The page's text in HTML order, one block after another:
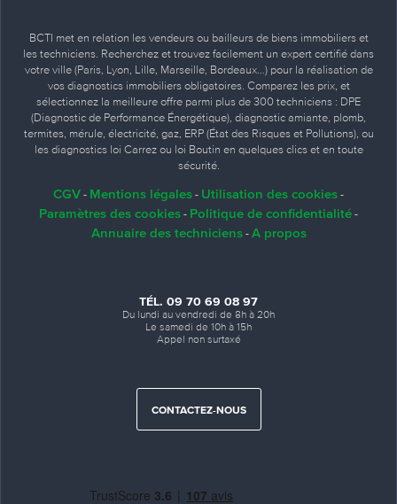
BCTI met en relation les vendeurs ou bailleurs de biens immobiliers et
les techniciens. Recherchez et trouvez facilement un expert certifié dans
votre ville (Paris, Lyon, Lille, Marseille, Bordeaux…) pour la réalisation de
vos diagnostics immobiliers obligatoires. Comparez les prix, et
sélectionnez la meilleure offre parmi plus de 300 techniciens : DPE
(Diagnostic de Performance Énergétique), diagnostic amiante, plomb,
termites, mérule, électricité, gaz, ERP (État des Risques et Pollutions), ou
les diagnostics loi Carrez ou loi Boutin en quelques clics et en toute
sécurité.
CGV - Mentions légales - Utilisation des cookies -
Paramètres des cookies - Politique de confidentialité -
Annuaire des techniciens- A propos
TÉL. 09 70 69 08 97
Du lundi au vendredi de 8h à 20h
Le samedi de 10h à 15h
Appel non surtaxé
CONTACTEZ-NOUS